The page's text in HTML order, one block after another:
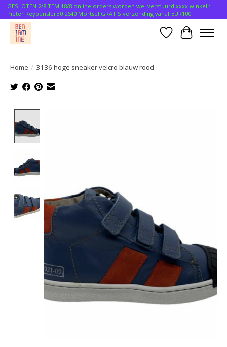
GESLOTEN 2/8 TEM 18/8 online orders worden wel verstuurd xxxx winkel :
Pieter Reypenslei 30 2640 Mortsel GRATIS verzending vanaf EUR100
Verlanglijst
Home / 3136 hoge sneaker velcro blauw rood